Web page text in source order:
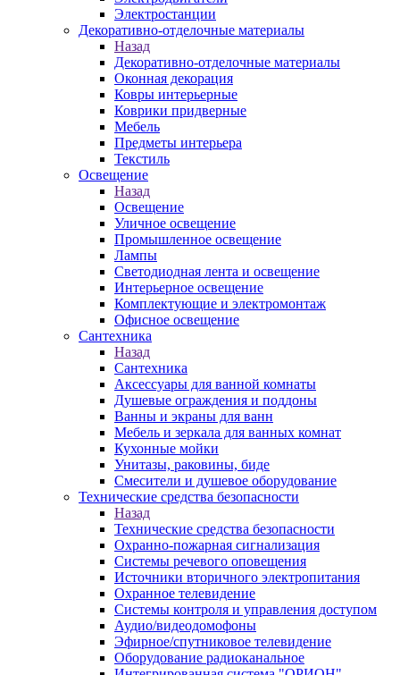
Электростанции
Декоративно-отделочные материалы
Назад
Декоративно-отделочные материалы
Оконная декорация
Ковры интерьерные
Коврики придверные
Мебель
Предметы интерьера
Текстиль
Освещение
Назад
Освещение
Уличное освещение
Промышленное освещение
Лампы
Светодиодная лента и освещение
Интерьерное освещение
Комплектующие и электромонтаж
Офисное освещение
Сантехника
Назад
Сантехника
Аксессуары для ванной комнаты
Душевые ограждения и поддоны
Ванны и экраны для ванн
Мебель и зеркала для ванных комнат
Кухонные мойки
Унитазы, раковины, биде
Смесители и душевое оборудование
Технические средства безопасности
Назад
Технические средства безопасности
Охранно-пожарная сигнализация
Системы речевого оповещения
Источники вторичного электропитания
Охранное телевидение
Системы контроля и управления доступом
Аудио/видеодомофоны
Эфирное/спутниковое телевидение
Оборудование радиоканальное